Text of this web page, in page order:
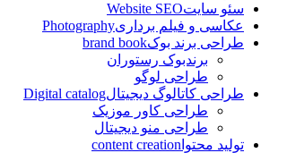
سئو سایتWebsite SEO
عکاسی و فیلم برداریPhotography
طراحی برند بوکbrand book
برندبوک رستوران
طراحی لوگو
طراحی کاتالوگ دیجیتالDigital catalog
طراحی کاور موزیک
طراحی منو دیجیتال
تولید محتوا content creation